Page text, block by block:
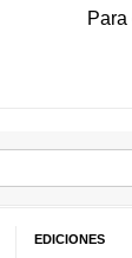
Para
EDICIONES